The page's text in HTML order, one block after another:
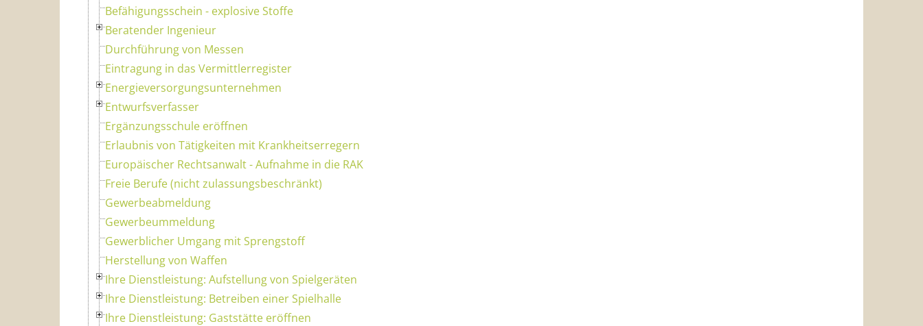
Befähigungsschein - explosive Stoffe
Beratender Ingenieur
Durchführung von Messen
Eintragung in das Vermittlerregister
Energieversorgungsunternehmen
Entwurfsverfasser
Ergänzungsschule eröffnen
Erlaubnis von Tätigkeiten mit Krankheitserregern
Europäischer Rechtsanwalt - Aufnahme in die RAK
Freie Berufe (nicht zulassungsbeschränkt)
Gewerbeabmeldung
Gewerbeummeldung
Gewerblicher Umgang mit Sprengstoff
Herstellung von Waffen
Ihre Dienstleistung: Aufstellung von Spielgeräten
Ihre Dienstleistung: Betreiben einer Spielhalle
Ihre Dienstleistung: Gaststätte eröffnen